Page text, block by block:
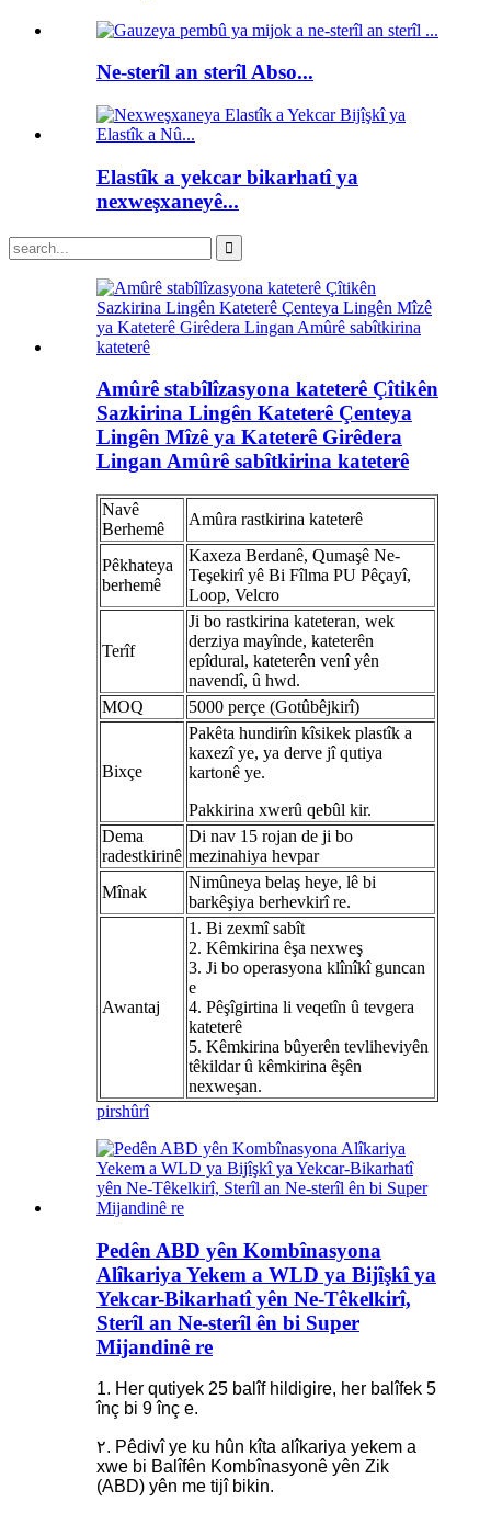
Ne-sterîl an sterîl Abso...
Elastîk a yekcar bikarhatî ya
nexweşxaneyê...
Amûrê stabîlîzasyona kateterê Çîtikên
Sazkirina Lingên Kateterê Çenteya
Lingên Mîzê ya Kateterê Girêdera
Lingan Amûrê sabîtkirina kateterê
Navê
Berhemê
Amûra rastkirina kateterê
Pêkhateya
berhemê
Kaxeza Berdanê, Qumaşê Ne-
Teşekirî yê Bi Fîlma PU Pêçayî,
Loop, Velcro
Terîf
Ji bo rastkirina kateteran, wek
derziya mayînde, kateterên
epîdural, kateterên venî yên
navendî, û hwd.
MOQ
5000 perçe (Gotûbêjkirî)
Bixçe
Pakêta hundirîn kîsikek plastîk a
kaxezî ye, ya derve jî qutiya
kartonê ye.
Pakkirina xwerû qebûl kir.
Dema
radestkirinê
Di nav 15 rojan de ji bo
mezinahiya hevpar
Mînak
Nimûneya belaş heye, lê bi
barkêşiya berhevkirî re.
Awantaj
1. Bi zexmî sabît
2. Kêmkirina êşa nexweş
3. Ji bo operasyona klînîkî guncan
e
4. Pêşîgirtina li veqetîn û tevgera
kateterê
5. Kêmkirina bûyerên tevliheviyên
têkildar û kêmkirina êşên
nexweşan.
pirshûrî
Pedên ABD yên Kombînasyona
Alîkariya Yekem a WLD ya Bijîşkî ya
Yekcar-Bikarhatî yên Ne-Têkelkirî,
Sterîl an Ne-sterîl ên bi Super
Mijandinê re
1. Her qutiyek 25 balîf hildigire, her balîfek 5
înç bi 9 înç e.
٢. Pêdivî ye ku hûn kîta alîkariya yekem a
xwe bi Balîfên Kombînasyonê yên Zik
(ABD) yên me tijî bikin.